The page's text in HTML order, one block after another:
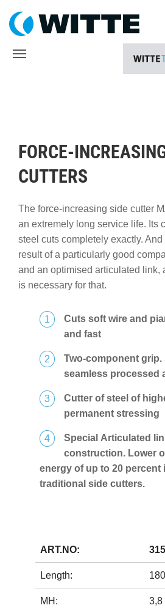
FORCE-
CUTTERS
The force-increasing side cutter
an extremely long service life. Its
steel cuts completely exactly. And
result of a particularly good
and an optimised articulated link,
is necessary for that.
Cuts soft wire and
and fast
Two-component grip.
seamless processed
Cutter of steel of
permanent stressing
Special Articulated
construction. Lower
energy of up to 20 percent
traditional side cutters.
ART.NO:
Length:
MH: 3,8